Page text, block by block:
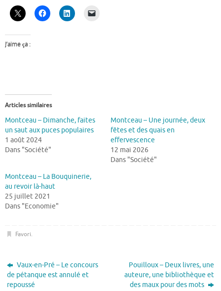
J’aime ça :
Articles similaires
Montceau – Dimanche, faites
un saut aux puces populaires
1 août 2024
Dans "Société"
Montceau – Une journée, deux
fêtes et des quais en
effervescence
12 mai 2026
Dans "Société"
Montceau – La Bouquinerie,
au revoir là-haut
25 juillet 2021
Dans "Economie"
Favori.
Vaux-en-Pré – Le concours
de pétanque est annulé et
repoussé
Pouilloux – Deux livres, une
auteure, une bibliothèque et
des maux pour des mots